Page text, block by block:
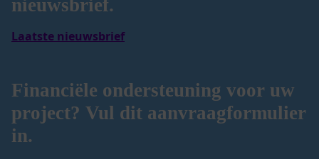
nieuwsbrief.
Laatste nieuwsbrief
Financiële ondersteuning voor uw
project? Vul dit aanvraagformulier
in.